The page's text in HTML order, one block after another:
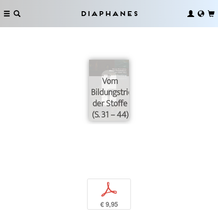
Diaphanes
Vom
Bildungstrieb
der Stoffe
(S. 31 – 44)
p
€ 9,95